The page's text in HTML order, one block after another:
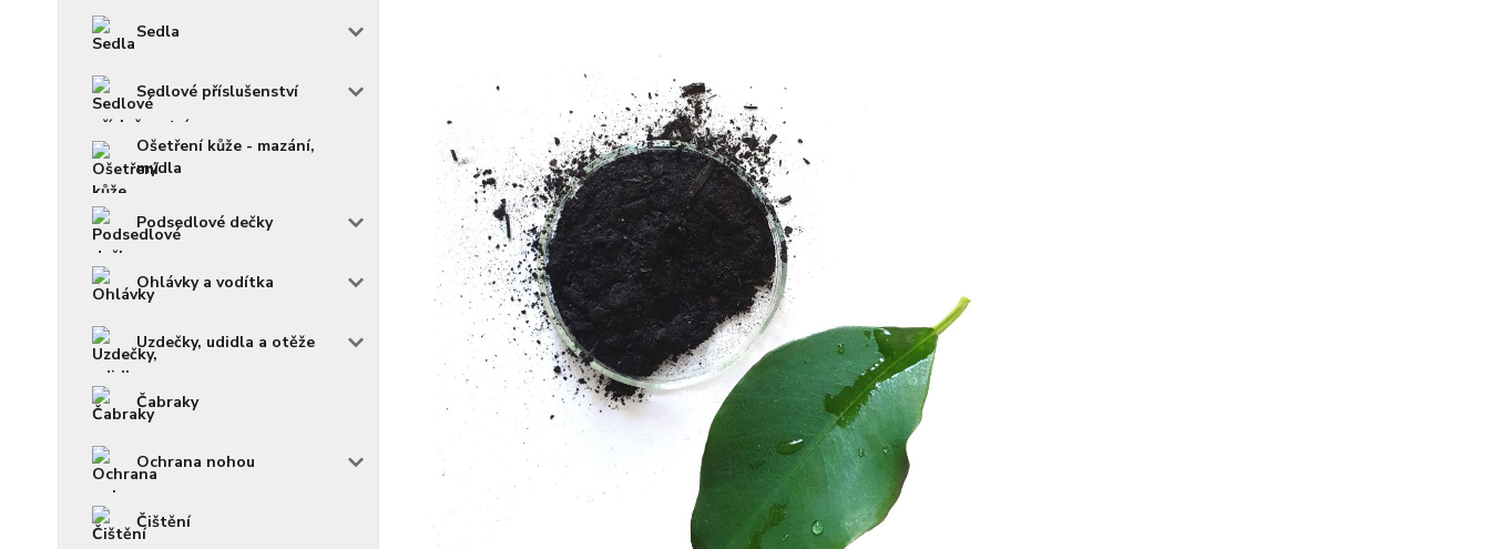
Sedla
Sedlové příslušenství
Ošetření kůže - mazání,
mýdla
Podsedlové dečky
Ohlávky a vodítka
Uzdečky, udidla a otěže
Čabraky
Ochrana nohou
Čištění